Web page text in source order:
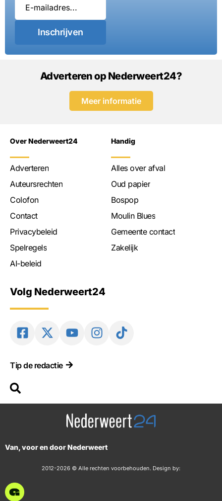
Inschrijven
Adverteren op Nederweert24?
Meer informatie
Over Nederweert24
Adverteren
Auteursrechten
Colofon
Contact
Privacybeleid
Spelregels
AI-beleid
Handig
Alles over afval
Oud papier
Bospop
Moulin Blues
Gemeente contact
Zakelijk
Volg Nederweert24
Tip de redactie
Van, voor en door Nederweert
2012-2026 © Alle rechten voorbehouden. Design by: